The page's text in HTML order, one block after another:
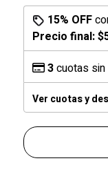
15% OFF
Precio final:
3cuotas sin
Ver cuotas y